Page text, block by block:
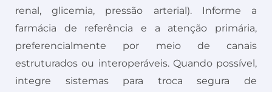
renal, glicemia, pressão arterial). Informe a
farmácia de referência e a atenção primária,
preferencialmente por meio de canais
estruturados ou interoperáveis. Quando possível,
integre sistemas para troca segura de